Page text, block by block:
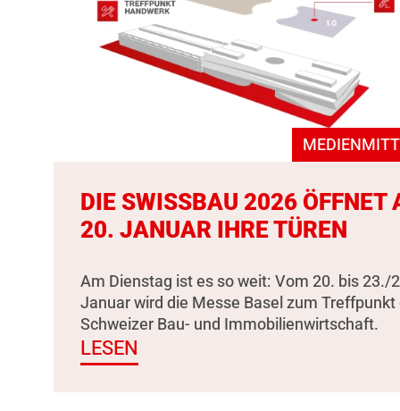
DIE SWISSBAU 2026 ÖFFNET
20. JANUAR IHRE TÜREN
Am Dienstag ist es so weit: Vom 20. bis 23./
Januar wird die Messe Basel zum Treffpunkt
Schweizer Bau- und Immobilienwirtschaft.
LESEN